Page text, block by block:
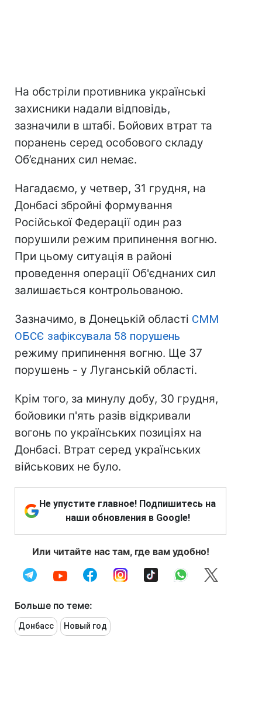
На обстріли противника українські
захисники надали відповідь,
зазначили в штабі. Бойових втрат та
поранень серед особового складу
Об’єднаних сил немає.
Нагадаємо, у четвер, 31 грудня, на
Донбасі збройні формування
Російської Федерації один раз
порушили режим припинення вогню.
При цьому ситуація в районі
проведення операції Об'єднаних сил
залишається контрольованою.
Зазначимо, в Донецькій області СММ
ОБСЄ зафіксувала 58 порушень
режиму припинення вогню. Ще 37
порушень - у Луганській області.
Крім того, за минулу добу, 30 грудня,
бойовики п'ять разів відкривали
вогонь по українських позиціях на
Донбасі. Втрат серед українських
військових не було.
Не упустите главное! Подпишитесь на
наши обновления в Google!
Или читайте нас там, где вам удобно!
Больше по теме:
Донбасс Новый год